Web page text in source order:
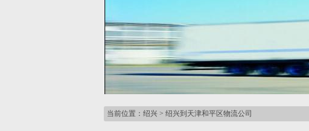
当前位置： 绍兴 > 绍兴到天津和平区物流公司